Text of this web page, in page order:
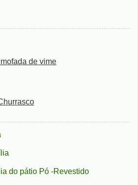
de vime
do pátio Pó -Revestido